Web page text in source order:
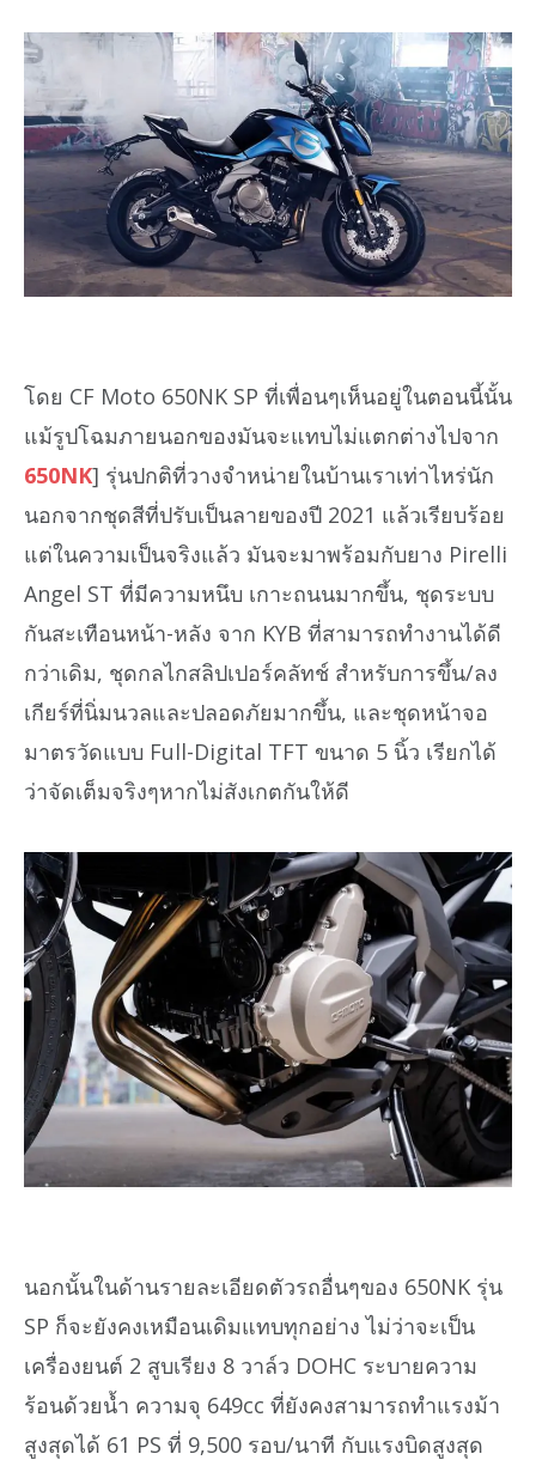
โดย CF Moto 650NK SP ที่เพื่อนๆเห็นอยู่ในตอนนี้นั้น
แม้รูปโฉมภายนอกของมันจะแทบไม่แตกต่างไปจาก
650NK] รุ่นปกติที่วางจำหน่ายในบ้านเราเท่าไหร่นัก
นอกจากชุดสีที่ปรับเป็นลายของปี 2021 แล้วเรียบร้อย
แต่ในความเป็นจริงแล้ว มันจะมาพร้อมกับยาง Pirelli
Angel ST ที่มีความหนึบ เกาะถนนมากขึ้น, ชุดระบบ
กันสะเทือนหน้า-หลัง จาก KYB ที่สามารถทำงานได้ดี
กว่าเดิม, ชุดกลไกสลิปเปอร์คลัทช์ สำหรับการขึ้น/ลง
เกียร์ที่นิ่มนวลและปลอดภัยมากขึ้น, และชุดหน้าจอ
มาตรวัดแบบ Full-Digital TFT ขนาด 5 นิ้ว เรียกได้
ว่าจัดเต็มจริงๆหากไม่สังเกตกันให้ดี
นอกนั้นในด้านรายละเอียดตัวรถอื่นๆของ 650NK รุ่น
SP ก็จะยังคงเหมือนเดิมแทบทุกอย่าง ไม่ว่าจะเป็น
เครื่องยนต์ 2 สูบเรียง 8 วาล์ว DOHC ระบายความ
ร้อนด้วยน้ำ ความจุ 649cc ที่ยังคงสามารถทำแรงม้า
สูงสุดได้ 61 PS ที่ 9,500 รอบ/นาที กับแรงบิดสูงสุด